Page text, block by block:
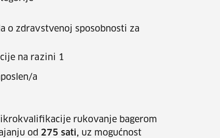
o zdravstvenoj sposobnosti za
na razini 1
a
rukovanje bagerom
od 275 sati, uz mogućnost